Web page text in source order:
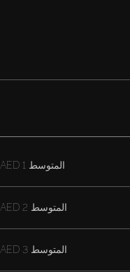
المتوسط
المتوسط
المتوسط AED 3مليون